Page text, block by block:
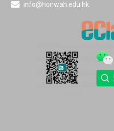
info@honwah.edu.hk